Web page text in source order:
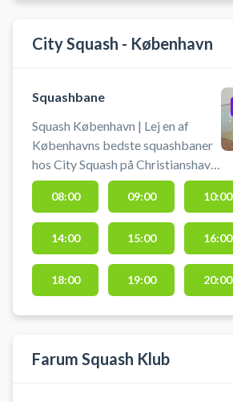
City Squash - København
Squashbane
Squash København | Lej en af
Københavns bedste squashbaner
hos City Squash på Christianshavn.
Book squashbane og spil squash i
København på City Squashs
squashbaner på Kløvermarken,
København S.
08:00 09:00 10:00
14:00 15:00 16:00
18:00 19:00 20:00
Farum Squash Klub